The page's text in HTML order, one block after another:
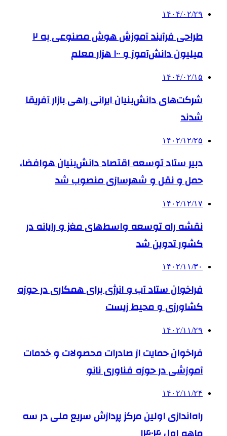
۱۴۰۴/۰۲/۲۹
طراحی فرآیند آموزش هوش مصنوعی به ۲
میلیون دانش‌آموز و ۱۰۰ هزار معلم
۱۴۰۴/۰۲/۱۵
شرکت‌های دانش‌بنیان ایرانی راهی بازار آفریقا
شدند
۱۴۰۲/۱۲/۲۵
دبیر ستاد توسعه اقتصاد دانش‌بنیان هوافضا،
حمل و نقل و شهرسازی منصوب شد
۱۴۰۲/۱۲/۱۷
نقشه راه توسعه واسط‌های مغز و رایانه در
کشور تدوین شد
۱۴۰۲/۱۱/۳۰
فراخوان ستاد آب و انرژی برای همکاری در حوزه
کشاورزی و محیط زیست
۱۴۰۲/۱۱/۲۹
فراخوان حمایت از صادرات محصولات و خدمات
آموزشی در حوزه فناوری نانو
۱۴۰۲/۱۱/۲۴
راه‌اندازی اولین مرکز پردازش سریع ملی در سه